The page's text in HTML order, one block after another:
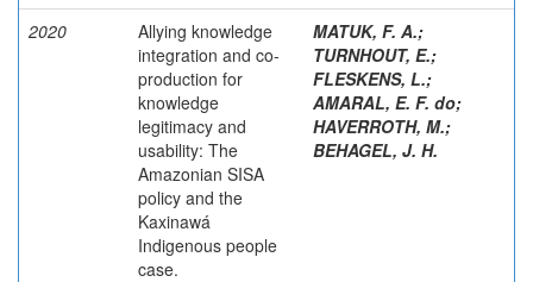
2020
Allying knowledge
integration and co-
production for
knowledge
legitimacy and
usability: The
Amazonian SISA
policy and the
Kaxinawá
Indigenous people
case.
MATUK, F. A.;
TURNHOUT, E.;
FLESKENS, L.;
AMARAL, E. F. do;
HAVERROTH, M.;
BEHAGEL, J. H.